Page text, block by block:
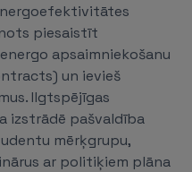
piesaistīt
apsaimniekošanu
un ievieš
Ilgtspējīgas
izstrādē pašvaldība
mērķgrupu,
ar politiķiem plāna